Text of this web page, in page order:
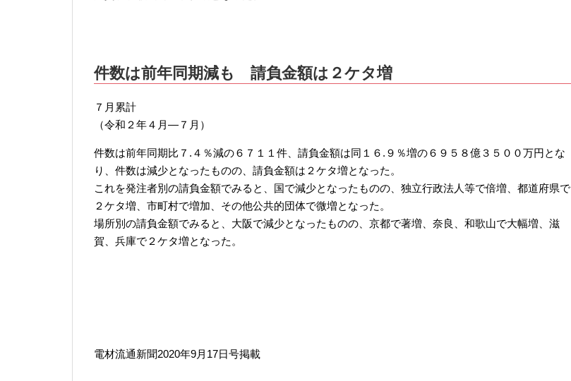
件数は前年同期減も 請負金額は２ケタ増
７月累計
（令和２年４月—７月）
件数は前年同期比７.４％減の６７１１件、請負金額は同１６.９％増の６９５８億３５００万円とな
り、件数は減少となったものの、請負金額は２ケタ増となった。
これを発注者別の請負金額でみると、国で減少となったものの、独立行政法人等で倍増、都道府県で
２ケタ増、市町村で増加、その他公共的団体で微増となった。
場所別の請負金額でみると、大阪で減少となったものの、京都で著増、奈良、和歌山で大幅増、滋
賀、兵庫で２ケタ増となった。
電材流通新聞2020年9月17日号掲載